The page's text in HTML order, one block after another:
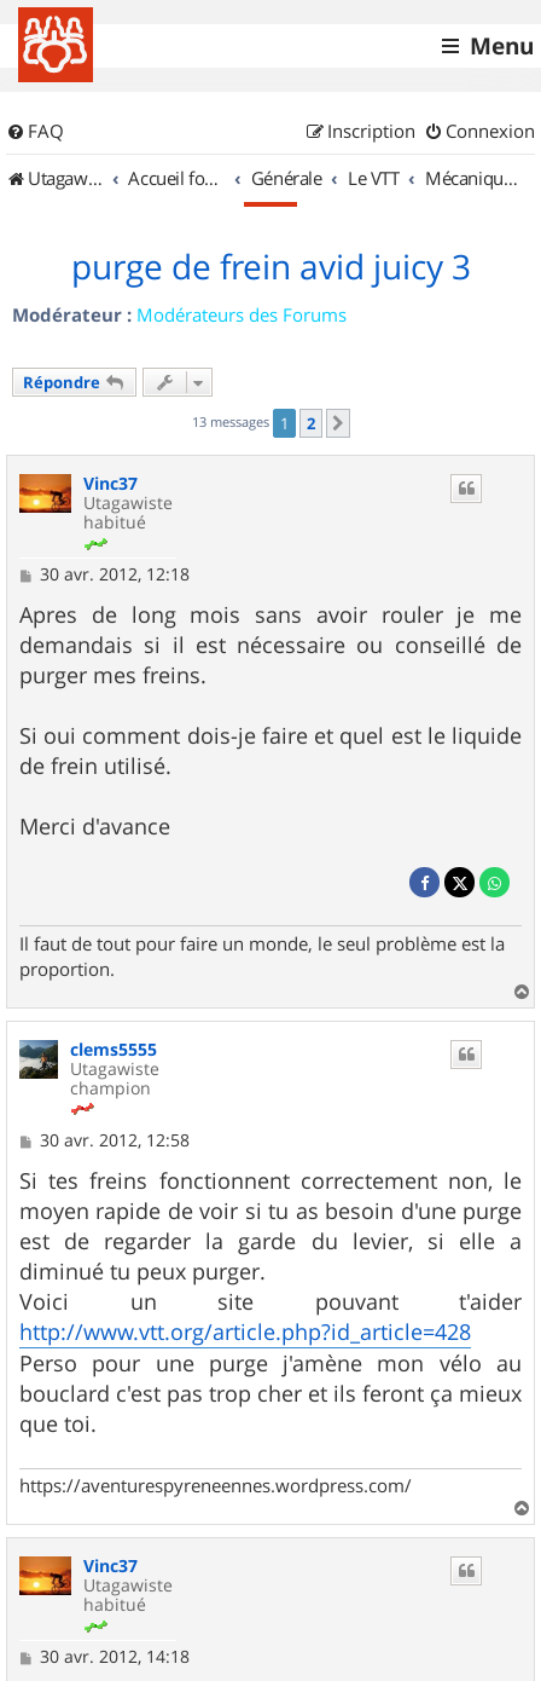
Menu
FAQ Connexion
Inscription
UtagawaVTT (Randos VTT et VTTAE avec traces GPS)
Accueil forum Générale Le VTT Mécanique et Entretiens
purge de frein avid juicy 3
Modérateur : Modérateurs des Forums
Répondre
13 messages 1 2
Vinc37
Utagawiste
habitué
M
s
s
a
g
e
30 avr. 2012, 12:18
Apres de long mois sans avoir rouler je me
demandais si il est nécessaire ou conseillé de
purger mes freins.
Si oui comment dois-je faire et quel est le liquide
de frein utilisé.
Merci d'avance
Il faut de tout pour faire un monde, le seul problème est la
proportion.
a
u
clems5555
Utagawiste
champion
M
s
s
a
g
e
30 avr. 2012, 12:58
Si tes freins fonctionnent correctement non, le
moyen rapide de voir si tu as besoin d'une purge
est de regarder la garde du levier, si elle a
diminué tu peux purger.
Voici un site pouvant t'aider
http://www.vtt.org/article.php?id_article=428
Perso pour une purge j'amène mon vélo au
bouclard c'est pas trop cher et ils feront ça mieux
que toi.
https://aventurespyreneennes.wordpress.com/
a
Vinc37
Utagawiste
habitué
M
30 avr. 2012, 14:18